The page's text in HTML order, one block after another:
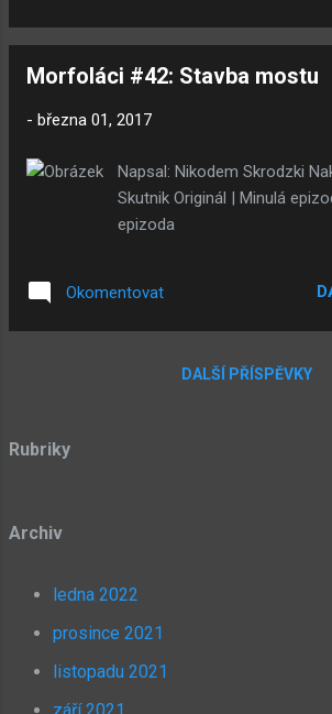
Morfoláci #42: Stavba mostu
- března 01, 2017
Napsal: Nikodem Skrodzki
Skutnik Originál | Minulá
epizoda
Okomentovat
DALŠÍ PŘÍSPĚVKY
Rubriky
Archiv
ledna 2022
prosince 2021
listopadu 2021
září 2021